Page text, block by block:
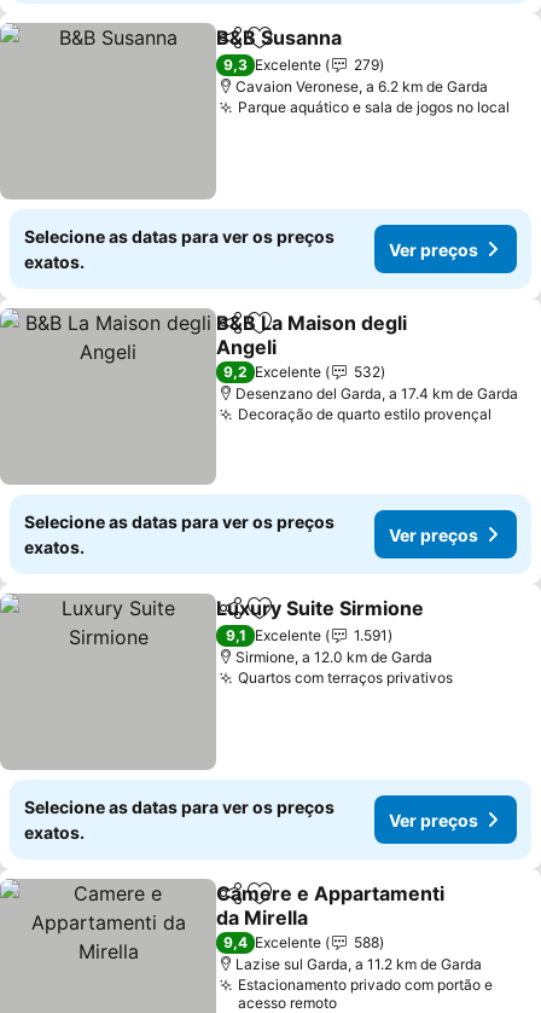
PartilharAdicionar aos favoritos
B&B Susanna
9,3 Excelente
279
Cavaion Veronese, a 6.2 km de Garda
Parque aquático e sala de jogos no local
Selecione as datas para ver os preços
exatos.
Ver preços
PartilharAdicionar aos favoritos
B&B La Maison degli
Angeli
Ver preços
9,2 Excelente
532
Desenzano del Garda, a 17.4 km de Garda
Decoração de quarto estilo provençal
Selecione as datas para ver os preços
exatos.
Ver preços
PartilharAdicionar aos favoritos
Luxury Suite Sirmione
9,1 Excelente
1.591
Sirmione, a 12.0 km de Garda
Quartos com terraços privativosVer
Selecione as datas para ver os preços
exatos.
Ver preços
PartilharAdicionar aos favoritos
Camere e Appartamenti
da Mirella
Ver preços
9,4 Excelente
588
Lazise sul Garda, a 11.2 km de Garda
Estacionamento privado com portão e
acesso remoto